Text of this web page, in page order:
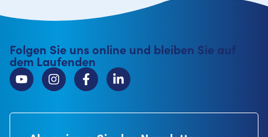
Folgen Sie uns online und bleiben Sie auf
dem Laufenden